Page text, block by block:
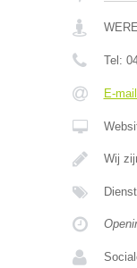
Tel:
E-
Wij